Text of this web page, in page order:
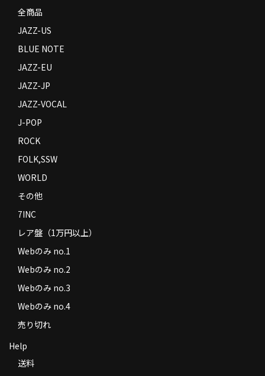
全商品
JAZZ-US
BLUE NOTE
JAZZ-EU
JAZZ-JP
JAZZ-VOCAL
J-POP
ROCK
FOLK,SSW
WORLD
その他
7INC
レア盤（1万円以上）
Webのみ no.1
Webのみ no.2
Webのみ no.3
Webのみ no.4
売り切れ
Help
送料